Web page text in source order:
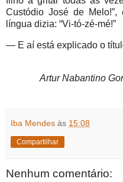
Custódio José de
língua dizia: “Vi-tó-zé-mé!”
— E aí está explicado o
Artur Nabantino
Iba Mendes às 15:08
Compartilhar
Nenhum comentário: